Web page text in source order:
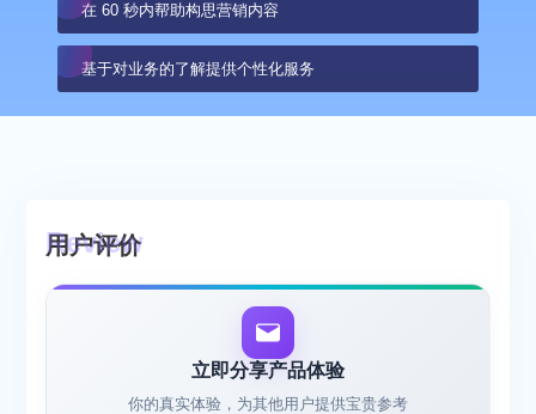
在 60 秒内帮助构思营销内容
基于对业务的了解提供个性化服务
用户评价
立即分享产品体验
你的真实体验，为其他用户提供宝贵参考